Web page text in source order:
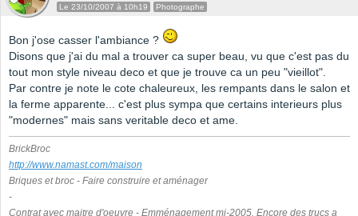
Le 23/10/2007 à 10h19 Photographe
Bon j'ose casser l'ambiance ?
Disons que j'ai du mal a trouver ca super beau, vu que c'est pas du
tout mon style niveau deco et que je trouve ca un peu "vieillot".
Par contre je note le cote chaleureux, les rempants dans le salon et
la ferme apparente... c'est plus sympa que certains interieurs plus
"modernes" mais sans veritable deco et ame.
BrickBroc
http://www.namast.com/maison
Briques et broc - Faire construire et aménager
-
Contrat avec maitre d'oeuvre - Emménagement mi-2005. Encore des trucs a